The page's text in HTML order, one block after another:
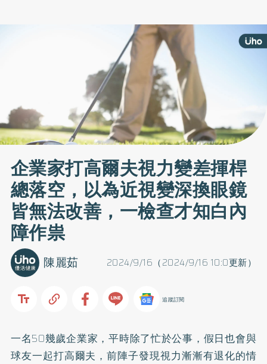
企業家打高爾夫視力變差揮桿
總落空，以為近視變深換眼鏡
皆無法改善，一檢查才知白內
障作祟
2024/9/16（2024/9/16 10:0更新）
陳麗茹
追蹤訂閱
一名50幾歲企業家，平時除了忙於公事，假日也會與
球友一起打高爾夫，前陣子發現視力漸漸有退化的情